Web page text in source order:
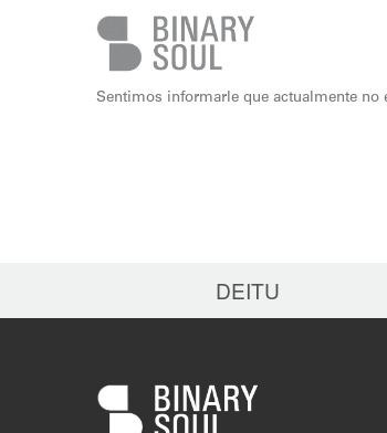
Skip to main contentSentimos informarle que actualmente no
DEITU